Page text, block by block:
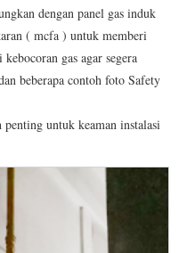
dengan panel gas induk
( mcfa ) untuk memberi
gas agar segera
beberapa contoh foto Safety
penting untuk keaman instalasi